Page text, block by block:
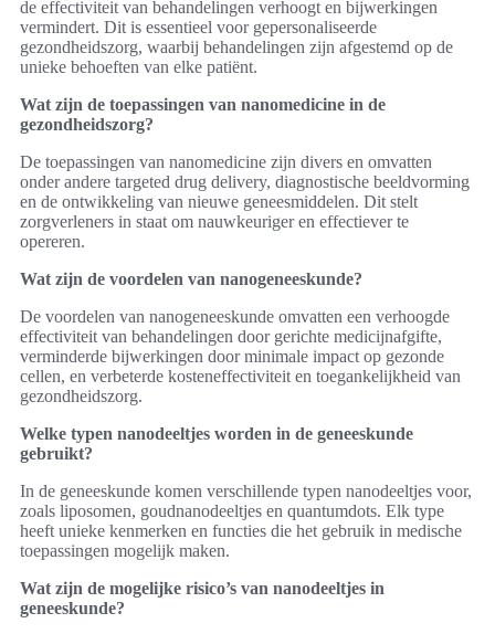
de effectiviteit van behandelingen verhoogt en bijwerkingen
vermindert. Dit is essentieel voor gepersonaliseerde
gezondheidszorg, waarbij behandelingen zijn afgestemd op de
unieke behoeften van elke patiënt.
Wat zijn de toepassingen van nanomedicine in de
gezondheidszorg?
De toepassingen van nanomedicine zijn divers en omvatten
onder andere targeted drug delivery, diagnostische beeldvorming
en de ontwikkeling van nieuwe geneesmiddelen. Dit stelt
zorgverleners in staat om nauwkeuriger en effectiever te
opereren.
Wat zijn de voordelen van nanogeneeskunde?
De voordelen van nanogeneeskunde omvatten een verhoogde
effectiviteit van behandelingen door gerichte medicijnafgifte,
verminderde bijwerkingen door minimale impact op gezonde
cellen, en verbeterde kosteneffectiviteit en toegankelijkheid van
gezondheidszorg.
Welke typen nanodeeltjes worden in de geneeskunde
gebruikt?
In de geneeskunde komen verschillende typen nanodeeltjes voor,
zoals liposomen, goudnanodeeltjes en quantumdots. Elk type
heeft unieke kenmerken en functies die het gebruik in medische
toepassingen mogelijk maken.
Wat zijn de mogelijke risico’s van nanodeeltjes in
geneeskunde?